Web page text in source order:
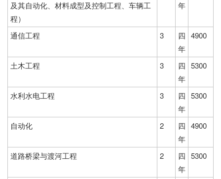
及其自动化、材料成型及控制工程、车辆工
程）
年
通信工程 3
四
年
4900
土木工程 3
四
年
5300
水利水电工程 3
四
年
5300
自动化 2
四
年
4900
道路桥梁与渡河工程 2
四
年
5300